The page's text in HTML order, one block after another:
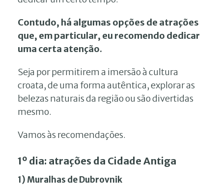
Contudo, há algumas opções de atrações
que, em particular, eu recomendo dedicar
uma certa atenção.
Seja por permitirem a imersão à cultura
croata, de uma forma autêntica, explorar as
belezas naturais da região ou são divertidas
mesmo.
Vamos às recomendações.
1º dia: atrações da Cidade Antiga
1) Muralhas de Dubrovnik